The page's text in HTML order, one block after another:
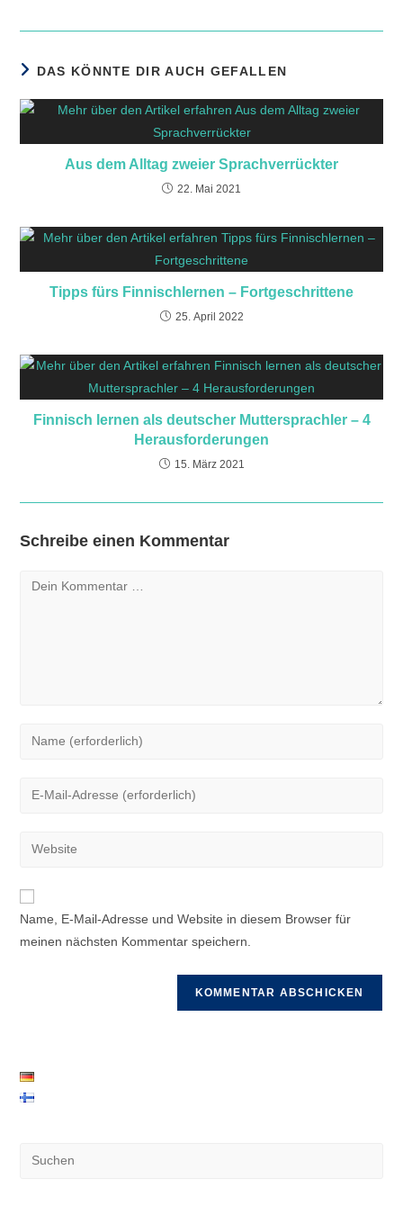
DAS KÖNNTE DIR AUCH GEFALLEN
Aus dem Alltag zweier Sprachverrückter
22. Mai 2021
Tipps fürs Finnischlernen – Fortgeschrittene
25. April 2022
Finnisch lernen als deutscher Muttersprachler – 4
Herausforderungen
15. März 2021
Schreibe einen Kommentar
Kommentar
Gib
oder
zum
ein
Gib
Mail-
zum
Kommentieren
ein
Gib
Website-
Name, E-Mail-Adresse und Website in diesem Browser für
meinen nächsten Kommentar speichern.